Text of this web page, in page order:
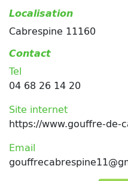
Localisation
Cabrespine 11160
Contact
Tel
04 68 26 14 20
Site internet
https://www.gouffre-de-
Email